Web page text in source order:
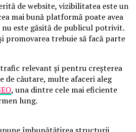
de website, vizibilitatea este un
mai bună platformă poate avea
este găsită de publicul potrivit.
promovarea trebuie să facă parte
relevant și pentru creșterea
căutare, multe afaceri aleg
, una dintre cele mai eficiente
lung.